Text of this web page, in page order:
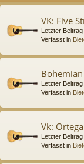
VK: Five
Letzter
Verfasst in
Letzter
Verfasst in
Vk:
Letzter
Verfasst in